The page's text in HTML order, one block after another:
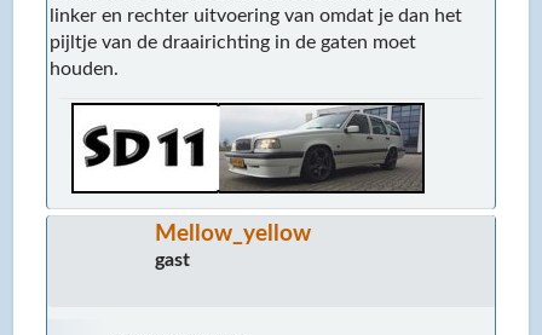
linker en rechter uitvoering van omdat je dan het
pijltje van de draairichting in de gaten moet
houden.
Mellow_yellow
gast